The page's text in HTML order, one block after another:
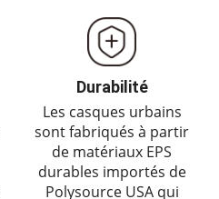
Durabilité
Les casques urbains
sont fabriqués à partir
de matériaux EPS
durables importés de
Polysource USA qui